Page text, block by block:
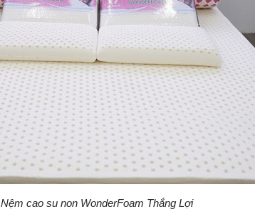
Nệm cao su non WonderFoam Thắng Lợi